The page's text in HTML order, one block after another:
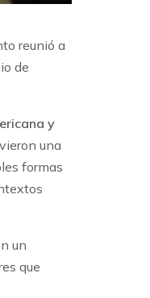
reunió a
de
y
una
formas
un
que